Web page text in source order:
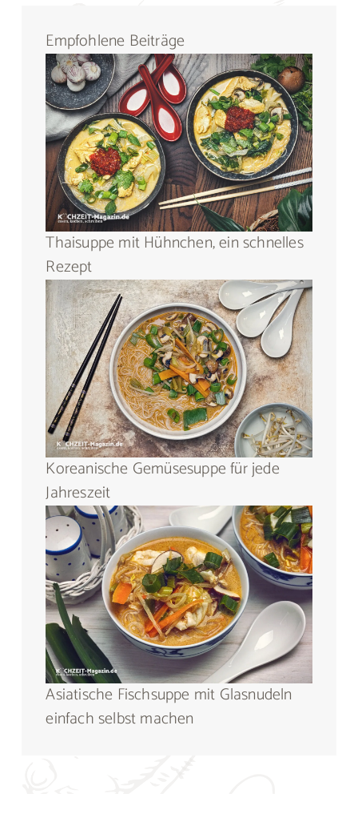
Empfohlene Beiträge
Thaisuppe mit Hühnchen, ein schnelles
Rezept
Koreanische Gemüsesuppe für jede
Jahreszeit
Asiatische Fischsuppe mit Glasnudeln
einfach selbst machen